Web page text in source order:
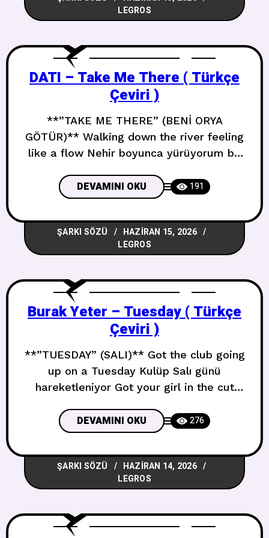
LEGROS
DATI – Take Me There ( Türkçe
Çeviri )
**”TAKE ME THERE” (BENİ ORYA
GÖTÜR)** Walking down the river feeling
like a flow Nehir boyunca yürüyorum bir
calling whats up please check your
phone Zihnim çağırıyor ne haber lütfen
telefonuna bak Hes wondering if
someone does even know Birinin bilip
bilmediğini merak ediyor That I wanna
DEVAMINI OKU 191
ŞARKI SÖZÜ
HAZIRAN 15, 2026
LEGROS
Burak Yeter – Tuesday ( Türkçe
Çeviri )
**”TUESDAY” (SALI)** Got the club going
up on a Tuesday Kulüp Salı günü
hareketleniyor Got your girl in the cut
seçici değil Club going up on a Tuesday
4x Kulüp Salı günü hareketleniyor 4x Got
your girl in the cut and she aint choosy
4x Kızın kenarda ve
DEVAMINI OKU 276
ŞARKI SÖZÜ
HAZIRAN 14, 2026
LEGROS